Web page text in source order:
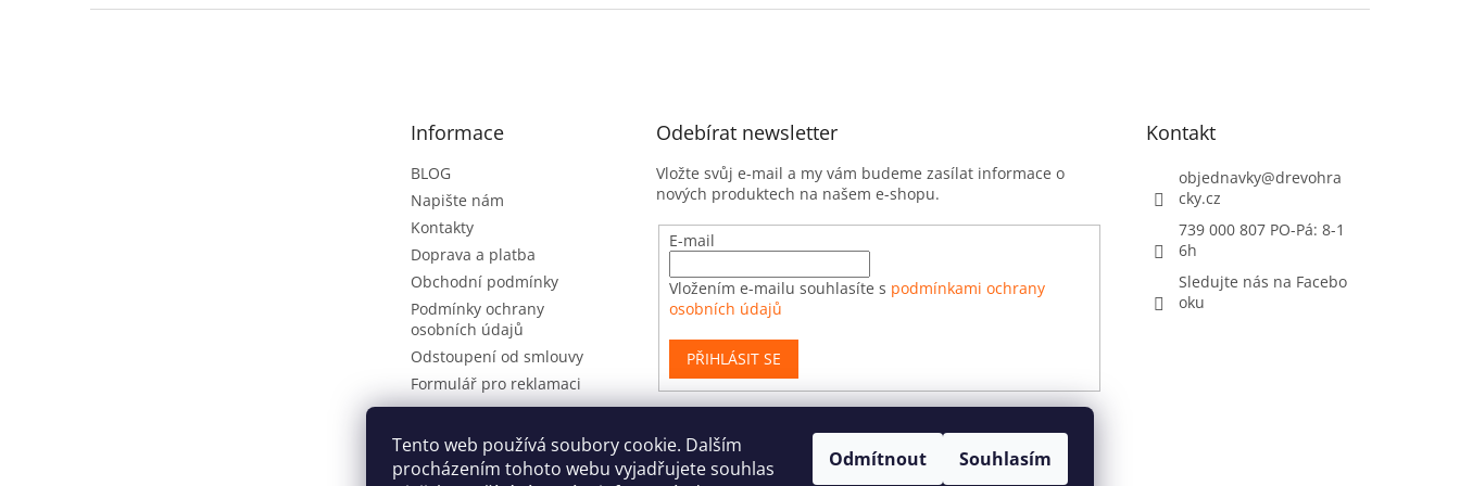
Tento web používá soubory cookie. Dalším
procházením tohoto webu vyjadřujete souhlas
Odmítnout Souhlasím
Informace
BLOG
Napište nám
Kontakty
Doprava a platba
Obchodní podmínky
Podmínky ochrany
osobních údajů
Odstoupení od smlouvy
Formulář pro reklamaci
Odebírat newsletter
Vložte svůj e-mail a my vám budeme zasílat informace o
nových produktech na našem e-shopu.
E-mail
Vložením e-mailu souhlasíte s podmínkami ochrany
osobních údajů
PŘIHLÁSIT SE
Kontakt
objednavky@drevohra
cky.cz
739 000 807 PO-Pá: 8-1
6h
Sledujte nás na Facebo
oku
Pinterest